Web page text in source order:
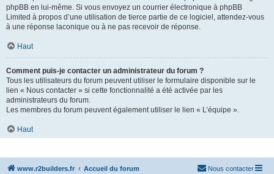
phpBB en lui-même. Si vous envoyez un courrier électronique à phpBB
Limited à propos d’une utilisation de tierce partie de ce logiciel, attendez-vous
à une réponse laconique ou à ne pas recevoir de réponse.
Haut
Comment puis-je contacter un administrateur du forum ?
Tous les utilisateurs du forum peuvent utiliser le formulaire disponible sur le
lien « Nous contacter » si cette fonctionnalité a été activée par les
administrateurs du forum.
Les membres du forum peuvent également utiliser le lien « L’équipe ».
Haut
www.r2builders.fr Accueil du forum Nous contacter